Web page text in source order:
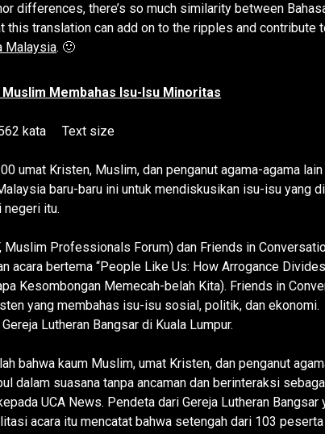
differences, there’s so much similarity between
this translation can add on to the ripples and contribute
Malaysia. 🙂
Membahas Isu-Isu Minoritas
kata Text size
umat Kristen, Muslim, dan penganut agama-agama lain
baru-baru ini untuk mendiskusikan isu-isu yang
itu.
Professionals Forum) dan Friends in
acara bertema “People Like Us: How Arrogance Divides
Kesombongan Memecah-belah Kita). Friends in
yang membahas isu-isu sosial, politik, dan ekonomi.
Lutheran Bangsar di Kuala Lumpur.
bahwa kaum Muslim, umat Kristen, dan penganut
dalam suasana tanpa ancaman dan berinteraksi
UCA News. Pendeta dari Gereja Lutheran Bangsar
acara itu mencatat bahwa setengah dari 103